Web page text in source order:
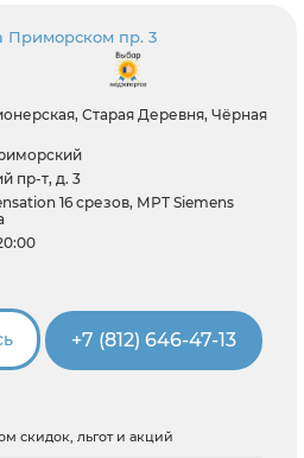
пр. 3
Старая Деревня, Чёрная
пр-т, д. 3
16 срезов, МРТ Siemens
+7 (812) 646-47-13
скидок, льгот и акций